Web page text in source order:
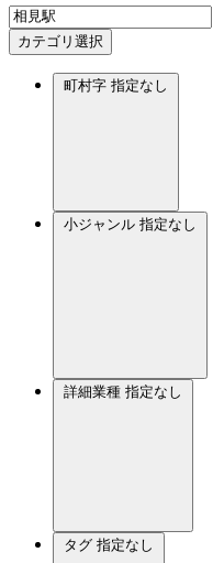
カテゴリ選択
町村字 指定なし
小ジャンル 指定なし
詳細業種 指定なし
タグ 指定なし